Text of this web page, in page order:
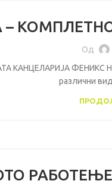
Од
ФЕНИКС НОВА
различни